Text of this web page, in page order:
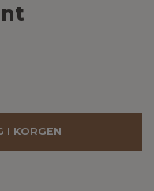
I KORGEN